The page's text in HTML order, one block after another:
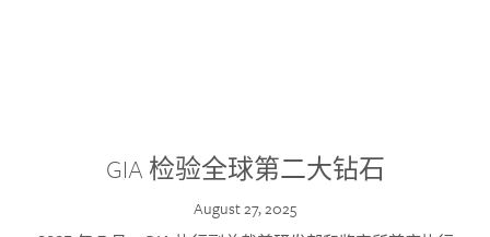
GIA 检验全球第二大钻石
August 27, 2025